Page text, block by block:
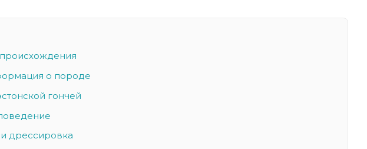
о породе
гончей
дрессировка